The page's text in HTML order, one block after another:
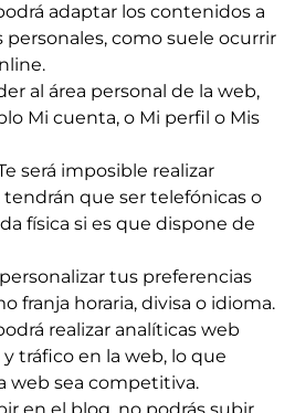
adaptar los contenidos a
como suele ocurrir
al área personal de la web,
Mi cuenta, o Mi perfil o Mis
será imposible realizar
que ser telefónicas o
física si es que dispone de
tus preferencias
franja horaria, divisa o idioma.
realizar analíticas web
tráfico en la web, lo que
web sea competitiva.